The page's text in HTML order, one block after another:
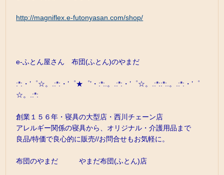
http://magniflex.e-futonyasan.com/shop/
e-ふとん屋さん 布団(ふとん)のやまだ
:*:・’゜☆。.:*:・’゜★゜’・:*:.。.:*:・’゜☆。.:*::*:.。.:*:・’゜
☆。.:*:
創業１５６年・寝具の大型店・西川チェーン店
アレルギー関係の寝具から、オリジナル・介護用品まで
良品/特価で良心的に販売//お問合せもお気軽に。
布団のやまだ やまだ布団(ふとん)店